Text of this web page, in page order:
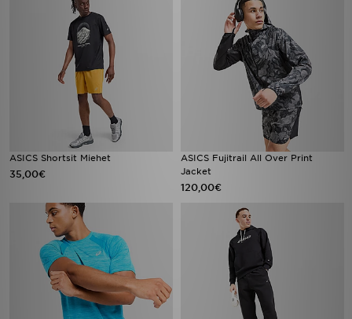
ASICS Shortsit Miehet
35,00€
ASICS Fujitrail All Over Print
Jacket
120,00€